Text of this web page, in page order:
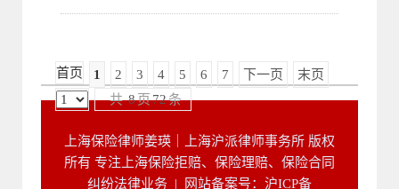
本要素与责任要素：保证续保与不保证
赔付比例变化、院外药责任是否包含等
八大关键要点。
首页 1 2 3 4 5 6 7 下一页
末页
共8页72条
上海保险律师姜瑛｜上海沪派律师事务所 版权
所有 专注上海保险拒赔、保险理赔、保险合同
纠纷法律业务 |
网站备案号：沪ICP备